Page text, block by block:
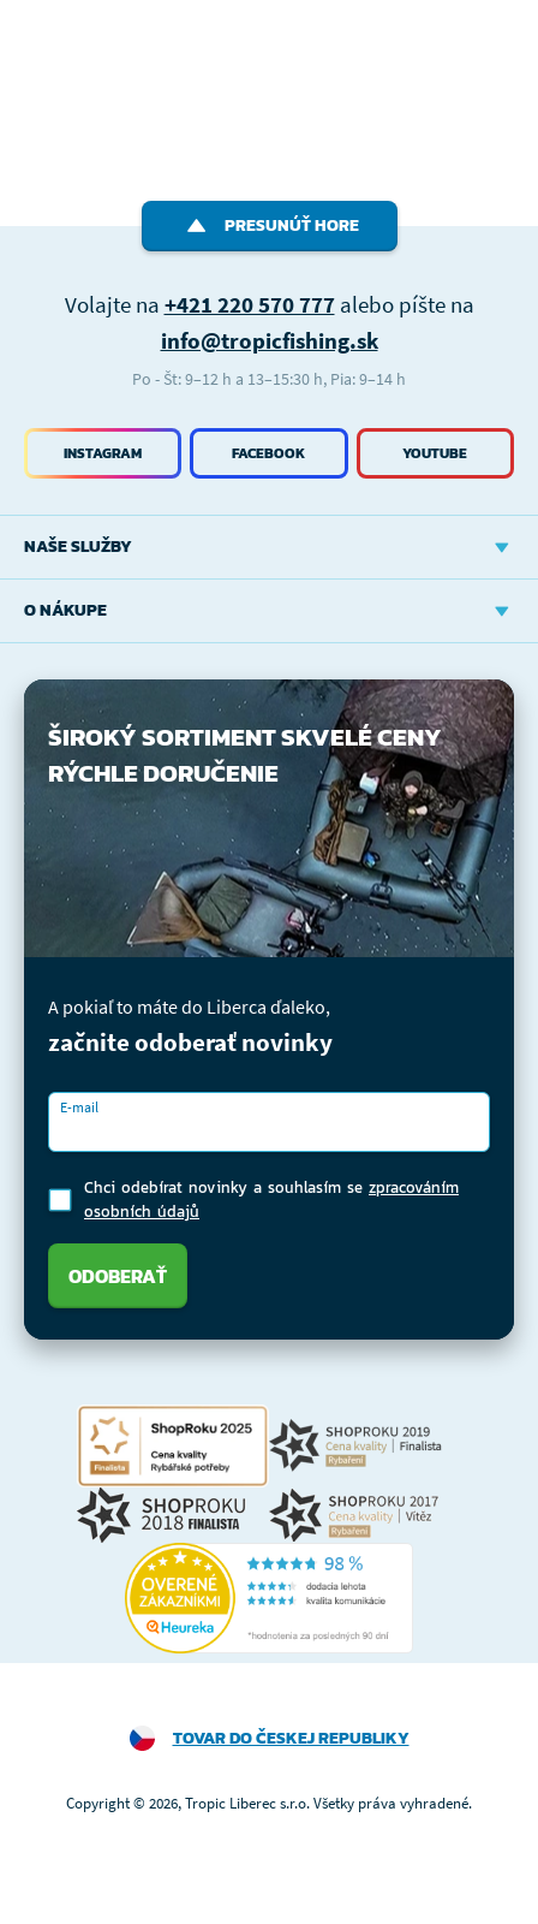
PRESUNÚŤ HORE
NAŠE SLUŽBY
O NÁKUPE
INSTAGRAM FACEBOOK YOUTUBE
Volajte na +421 220 570 777alebo píšte na
info@tropicfishing.sk
Po - Št: 9–12 h a 13–15:30 h, Pia: 9–14 h
ŠIROKÝ SORTIMENTSKVELÉ CENY
RÝCHLE DORUČENIE
A pokiaľ to máte do Liberca ďaleko,
začnite odoberať novinky
E-mail
Chci odebírat novinky a souhlasím se zpracováním
osobních údajů
ODOBERAŤ
TOVAR DO ČESKEJ REPUBLIKY
Copyright © 2026, Tropic Liberec s.r.o. Všetky práva vyhradené.